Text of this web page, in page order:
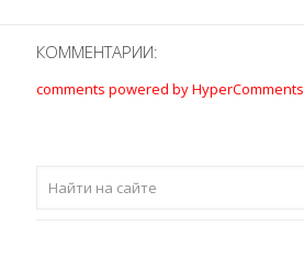
КОММЕНТАРИИ:
comments powered by HyperComments